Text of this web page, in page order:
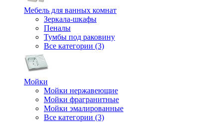
Мебель для ванных комнат
Зеркала-шкафы
Пеналы
Тумбы под раковину
Все категории (3)
Мойки
Мойки нержавеющие
Мойки фрагранитные
Мойки эмалированные
Все категории (3)